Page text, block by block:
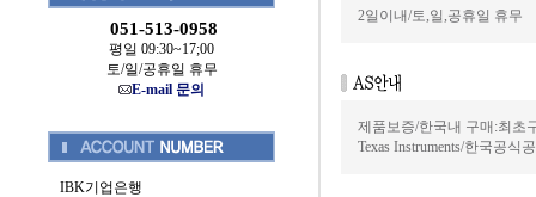
051-513-0958
평일 09:30~17;00
토/일/공휴일 휴무
E-mail 문의
IBK기업은행
2일이내/토,일,공휴일 휴무
제품보증/한국내 구매:최초
Texas Instruments/한국공식